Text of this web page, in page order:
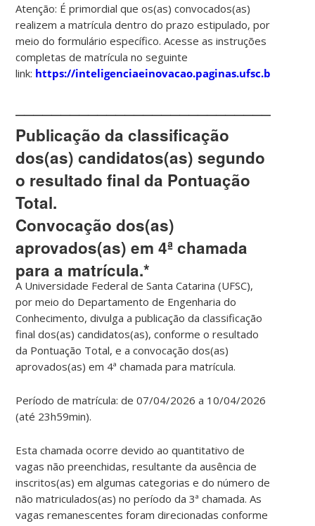
Atenção: Éprimordial que os(as) convocados(as)
realizem a matrículadentro do prazo estipulado, por
meio doformulário específico. Acesse asinstruções
completas de matrícula no seguinte
link: https://inteligenciaeinovacao.paginas.ufsc.br/
Publicação da classificação
dos(as) candidatos(as) segundo
o resultado final da Pontuação
Total.
Convocação dos(as)
aprovados(as) em 4ª chamada
para a matrícula.*
A Universidade Federal de Santa Catarina (UFSC),
por meio do Departamento de Engenharia do
Conhecimento, divulga apublicação da classificação
final dos(as) candidatos(as), conforme o resultado
da Pontuação Total, e aconvocação dos(as)
aprovados(as) em 4ª chamada para matrícula.
Período de matrícula: de 07/04/2026 a 10/04/2026
(até 23h59min).
Esta chamada ocorre devido aoquantitativo de
vagas não preenchidas, resultante da ausência de
inscritos(as) em algumas categorias e do número de
não matriculados(as) no período da 3ª chamada. As
vagas remanescentes foram direcionadas conforme